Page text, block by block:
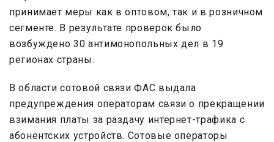
принимает меры как в оптовом, так и в розничном
сегменте. В результате проверок было
возбуждено 30 антимонопольных дел в 19
регионах страны.
В области сотовой связи ФАС выдала
предупреждения операторам связи о прекращении
взимания платы за раздачу интернет-трафика с
абонентских устройств. Сотовые операторы